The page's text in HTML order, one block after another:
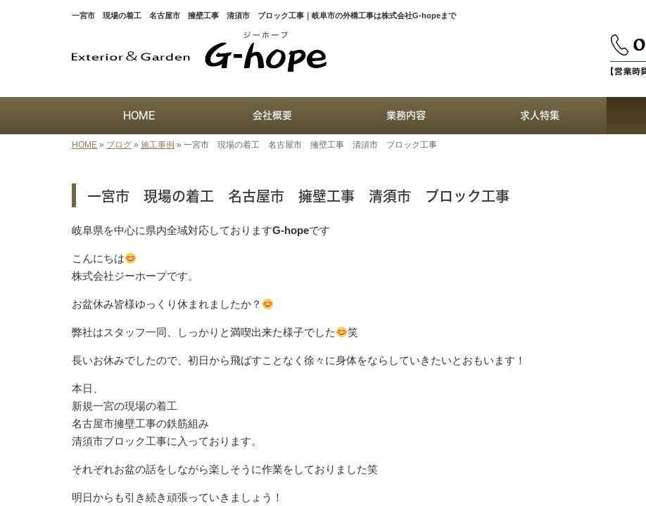
一宮市 現場の着工 名古屋市 擁壁工事 清須市 ブロック工事｜岐阜市の外構工事は株式会社G-hopeまで
HOME 会社概要 業務内容 求人特集
HOME » ブログ » 施工事例 » 一宮市 現場の着工 名古屋市 擁壁工事 清須市 ブロック工事
一宮市 現場の着工 名古屋市 擁壁工事 清須市 ブロック工事
岐阜県を中心に県内全域対応しておりますG-hopeです
こんにちは
株式会社ジーホープです。
お盆休み皆様ゆっくり休まれましたか？
弊社はスタッフ一同、しっかりと満喫出来た様子でした 笑
長いお休みでしたので、初日から飛ばすことなく徐々に身体をならしていきたいとおもいます！
本日、
新規一宮の現場の着工
名古屋市擁壁工事の鉄筋組み
清須市ブロック工事に入っております。
それぞれお盆の話をしながら楽しそうに作業をしておりました笑
明日からも引き続き頑張っていきましょう！